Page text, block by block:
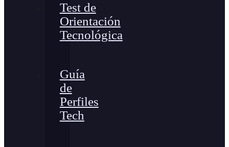
Test de
Orientación
Tecnológica
Guía
de
Perfiles
Tech